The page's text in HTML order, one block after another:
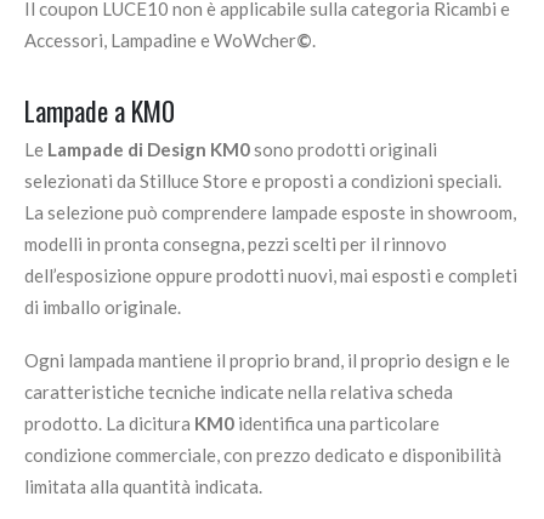
Il coupon LUCE10 non è applicabile sulla categoria Ricambi e
Accessori, Lampadine e WoWcher©.
Lampade a KM0
Le Lampade di Design KM0sono prodotti originali
selezionati da Stilluce Store e proposti a condizioni speciali.
La selezione può comprendere lampade esposte in showroom,
modelli in pronta consegna, pezzi scelti per il rinnovo
dell’esposizione oppure prodotti nuovi, mai esposti e completi
di imballo originale.
Ogni lampada mantiene il proprio brand, il proprio design e le
caratteristiche tecniche indicate nella relativa scheda
prodotto. La dicitura KM0 identifica una particolare
condizione commerciale, con prezzo dedicato e disponibilità
limitata alla quantità indicata.